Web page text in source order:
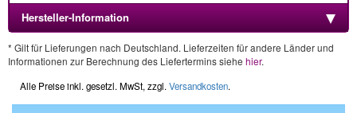
Hersteller-Information
* Gilt für Lieferungen nach Deutschland. Lieferzeiten für andere Länder und
Informationen zur Berechnung des Liefertermins siehe hier.
Alle Preise inkl. gesetzl. MwSt, zzgl. Versandkosten.